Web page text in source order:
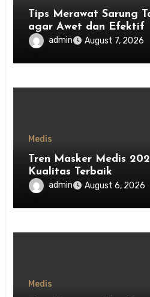
Tips Merawat Sarung
agar Awet dan Efektif
admin August 7, 2026
Medis
Tren Masker Medis
Kualitas Terbaik
admin August 6, 2026
Medis